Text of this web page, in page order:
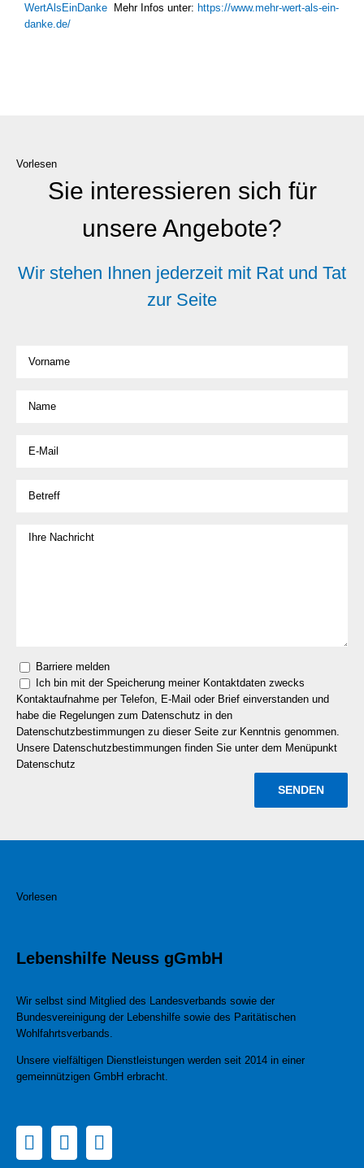
WertAl­sEinD­an­ke Mehr Infos unter: https://www.mehr-wert-als-ein-
danke.de/
Vorlesen
Sie interessieren sich für
unsere Angebote?
Wir stehen Ihnen jederzeit mit Rat und Tat
zur Seite
Barriere melden
Ich bin mit der Speicherung meiner Kontaktdaten zwecks
Kontaktaufnahme per Telefon, E-Mail oder Brief einverstanden und
habe die Regelungen zum Datenschutz in den
Datenschutzbestimmungen zu dieser Seite zur Kenntnis genommen.
Unsere Datenschutzbestimmungen finden Sie unter dem Menüpunkt
Datenschutz
Vorlesen
Lebenshilfe Neuss gGmbH
Wir selbst sind Mitglied des Landesverbands sowie der
Bundesvereinigung der Lebenshilfe sowie des Paritätischen
Wohlfahrtsverbands.
Unsere vielfältigen Dienstleistungen werden seit 2014 in einer
gemeinnützigen GmbH erbracht.